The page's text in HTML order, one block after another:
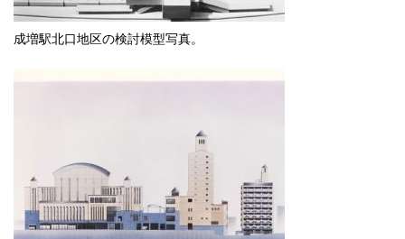
成増駅北口地区の検討模型写真。